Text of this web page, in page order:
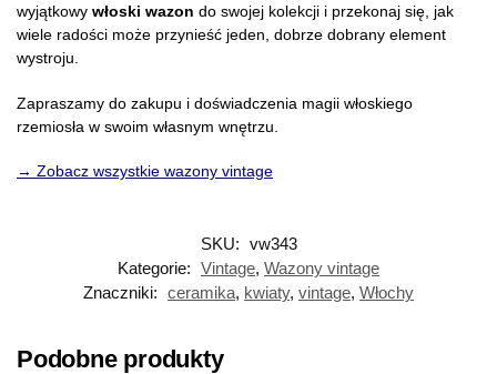
wyjątkowy włoski wazon do swojej kolekcji i przekonaj się, jak
wiele radości może przynieść jeden, dobrze dobrany element
wystroju.
Zapraszamy do zakupu i doświadczenia magii włoskiego
rzemiosła w swoim własnym wnętrzu.
→ Zobacz wszystkie wazony vintage
SKU: vw343
Kategorie: Vintage, Wazony vintage
Znaczniki: ceramika, kwiaty, vintage, Włochy
Podobne produkty